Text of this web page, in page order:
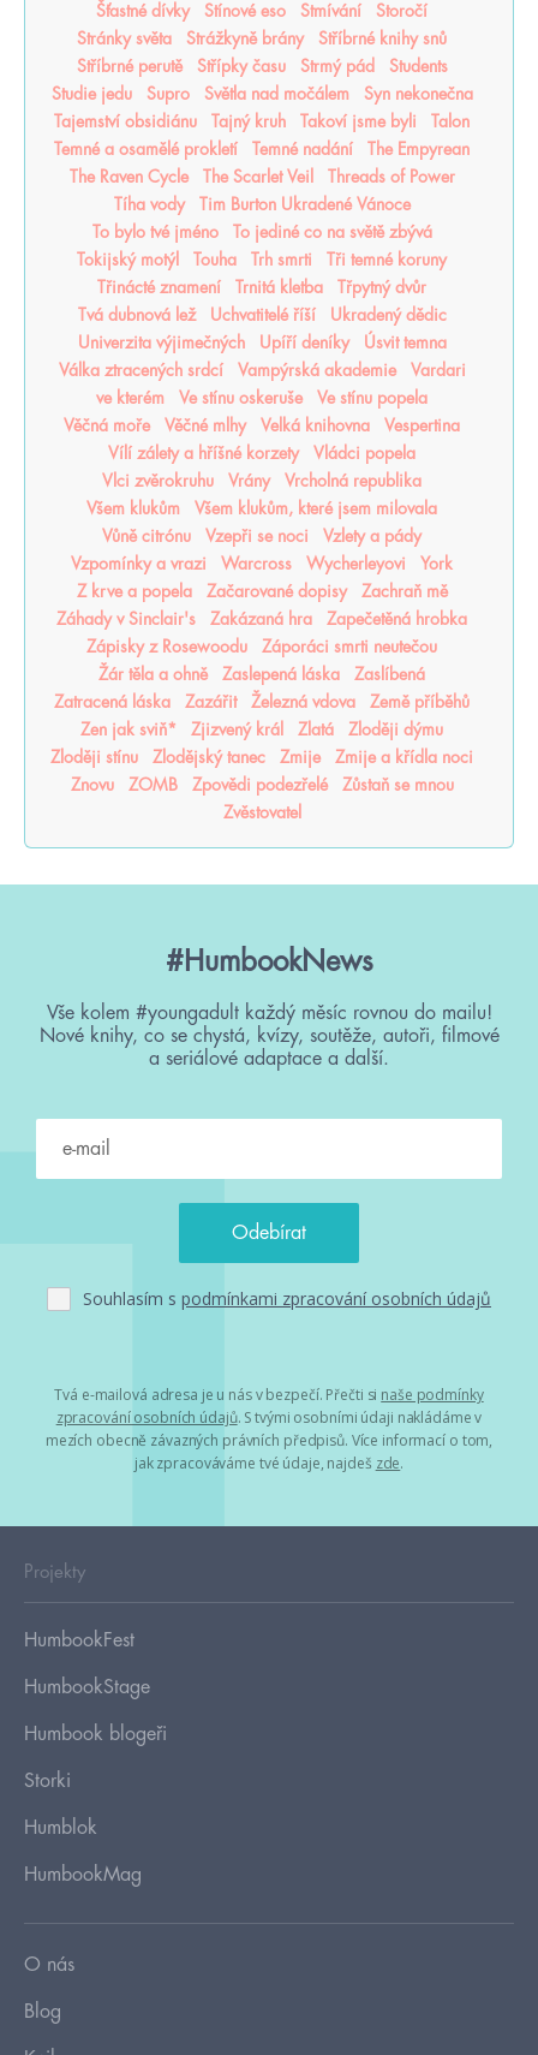
Šťastné dívky
Stínové eso Stmívání
Storočí
Stránky světa
Strážkyně brány
Stříbrné knihy snů
Stříbrné perutě
Střípky času Strmý pád
Students
Studie jedu
Supro Světla nad močálem
Syn nekonečna
Tajemství obsidiánu
Tajný kruh Takoví jsme byli
Talon
Temné a osamělé prokletí
Temné nadání
The Empyrean
The Raven Cycle
The Scarlet Veil
Threads of Power
Tíha vody
Tim Burton Ukradené Vánoce
To bylo tvé jméno
To jediné co na světě zbývá
Tokijský motýl
Touha Trh smrti
Tři temné koruny
Třinácté znamení
Trnitá kletba
Třpytný dvůr
Tvá dubnová lež
Uchvatitelé říší
Ukradený dědic
Univerzita výjimečných
Upíří deníky
Úsvit temna
Válka ztracených srdcí
Vampýrská akademie
Vardari
ve kterém
Ve stínu oskeruše
Ve stínu popela
Věčná moře
Věčné mlhy Velká knihovna
Vespertina
Vílí zálety a hříšné korzety
Vládci popela
Vlci zvěrokruhu
Vrány
Vrcholná republika
Všem klukům
Všem klukům, které jsem milovala
Vůně citrónu
Vzepři se noci
Vzlety a pády
Vzpomínky a vrazi
Warcross Wycherleyovi
York
Z krve a popela
Začarované dopisy
Zachraň mě
Záhady v Sinclair's
Zakázaná hra
Zapečetěná hrobka
Zápisky z Rosewoodu
Záporáci smrti neutečou
Žár těla a ohně
Zaslepená láska
Zaslíbená
Zatracená láska
Zazářit Železná vdova
Země příběhů
Zen jak sviň*
Zjizvený král Zlatá
Zloději dýmu
Zloději stínu
Zlodějský tanec Zmije
Zmije a křídla noci
Znovu
ZOMB Zpovědi podezřelé
Zůstaň se mnou
Zvěstovatel
#HumbookNews
Vše kolem #youngadult každý měsíc rovnou do mailu!
Nové knihy, co se chystá, kvízy, soutěže, autoři, filmové
a seriálové adaptace a další.
Souhlasím s podmínkami zpracování osobních údajů
Tvá e-mailová adresa je u nás v bezpečí. Přečti si naše podmínky
zpracování osobních údajů. S tvými osobními údaji nakládáme v
mezích obecně závazných právních předpisů. Více informací o tom,
jak zpracováváme tvé údaje, najdeš zde.
Projekty
HumbookFest
HumbookStage
Humbook blogeři
Storki
Humblok
HumbookMag
O nás
Blog